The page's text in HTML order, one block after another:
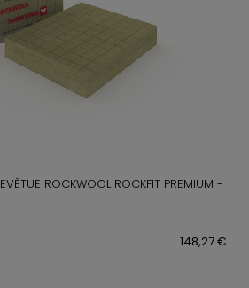
ROCKWOOL ROCKFIT PREMIUM -
148,27 €